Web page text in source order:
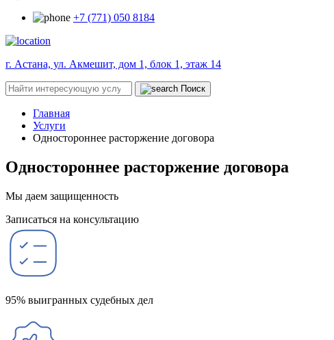
+7 (771) 050 8184
г. Астана, ул. Акмешит, дом 1, блок 1, этаж 14
Поиск
Главная
Услуги
Одностороннее расторжение договора
Одностороннее расторжение договора
Мы даем защищенность
Записаться на консультацию
95% выигранных судебных дел